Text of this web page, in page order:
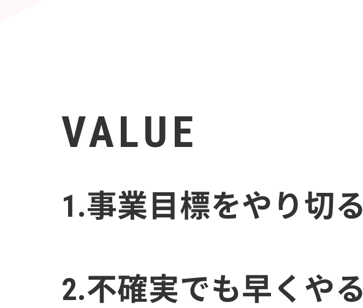
VALUE
1.事業目標をやり切る
2.不確実でも早くやる